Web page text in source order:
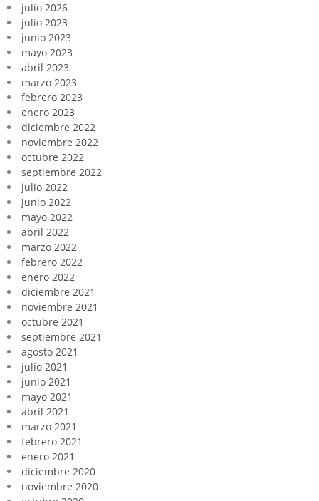
julio 2026
julio 2023
junio 2023
mayo 2023
abril 2023
marzo 2023
febrero 2023
enero 2023
diciembre 2022
noviembre 2022
octubre 2022
septiembre 2022
julio 2022
junio 2022
mayo 2022
abril 2022
marzo 2022
febrero 2022
enero 2022
diciembre 2021
noviembre 2021
octubre 2021
septiembre 2021
agosto 2021
julio 2021
junio 2021
mayo 2021
abril 2021
marzo 2021
febrero 2021
enero 2021
diciembre 2020
noviembre 2020